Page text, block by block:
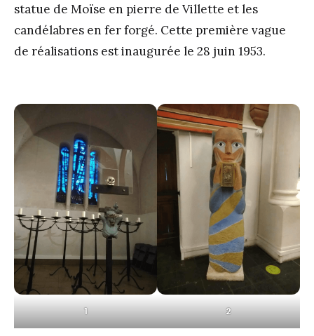
statue de Moïse en pierre de Villette et les
candélabres en fer forgé. Cette première vague
de réalisations est inaugurée le 28 juin 1953.
1 2